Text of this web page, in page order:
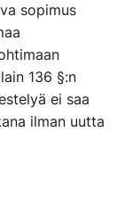
sopimus
136 §:n
ei saa
ilman uutta